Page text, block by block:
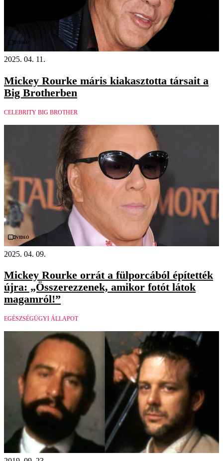
Videó
2025. 04. 11.
Mickey Rourke máris kiakasztotta társait a
Big Brotherben
CELEBRITY BIG BROTHER
Videó
2025. 04. 09.
Mickey Rourke orrát a fülporcából építették
újra: „Összerezzenek, amikor fotót látok
magamról!”
EGÉSZSÉGÜGYI ÁLLAPOT